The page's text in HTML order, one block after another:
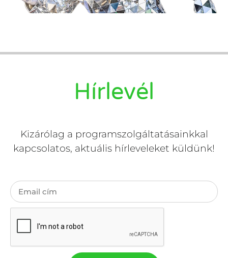
Hírlevél
Kizárólag a programszolgáltatásainkkal
kapcsolatos, aktuális hírleveleket küldünk!